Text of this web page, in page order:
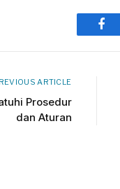
ARTICLE
Prosedur
dan Aturan